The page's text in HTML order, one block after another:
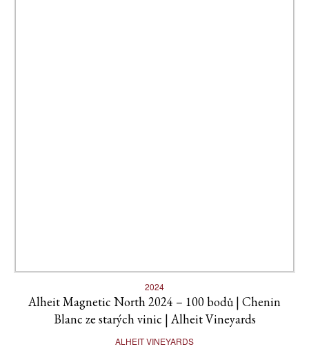
2024
Alheit Magnetic North 2024 – 100 bodů | Chenin
Blanc ze starých vinic | Alheit Vineyards
ALHEIT VINEYARDS